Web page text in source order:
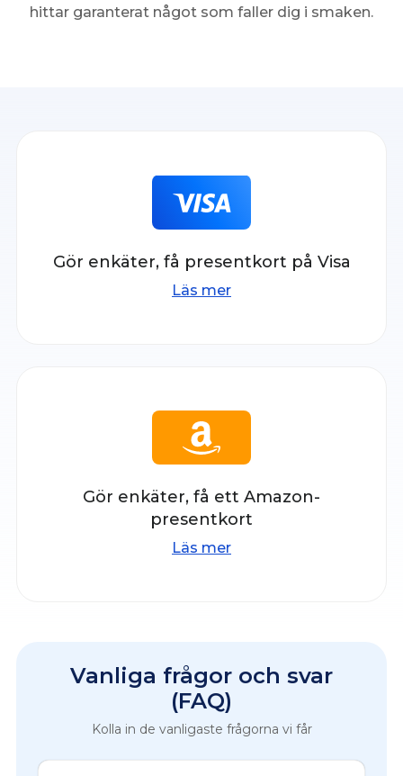
hittar garanterat något som faller dig i smaken.
Gör enkäter, få presentkort på Visa
Läs mer
Gör enkäter, få ett Amazon-
presentkort
Läs mer
Vanliga frågor och svar
(FAQ)
Kolla in de vanligaste frågorna vi får